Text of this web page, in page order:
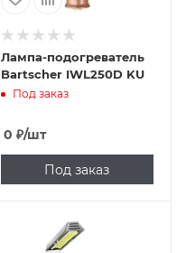
Лампа-подогреватель
Bartscher IWL250D KU
Под заказ
0 ₽/шт
Под заказ